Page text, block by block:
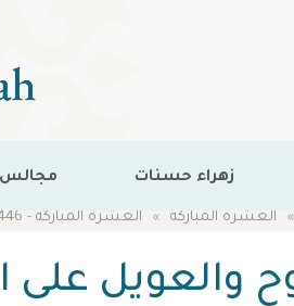
زهراء حسنات مجالس
العشرة المباركة العشرة المباركة - 1446
والعويل